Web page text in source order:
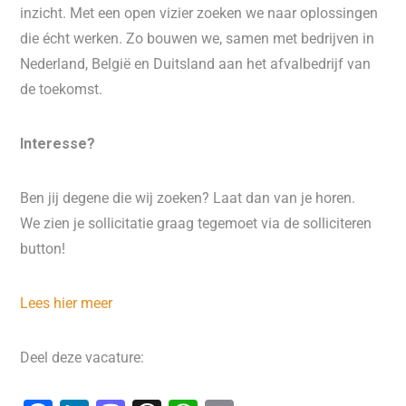
inzicht. Met een open vizier zoeken we naar oplossingen
die écht werken. Zo bouwen we, samen met bedrijven in
Nederland, België en Duitsland aan het afvalbedrijf van
de toekomst.
Interesse?
Ben jij degene die wij zoeken? Laat dan van je horen.
We zien je sollicitatie graag tegemoet via de solliciteren
button!
Lees hier meer
Deel deze vacature: